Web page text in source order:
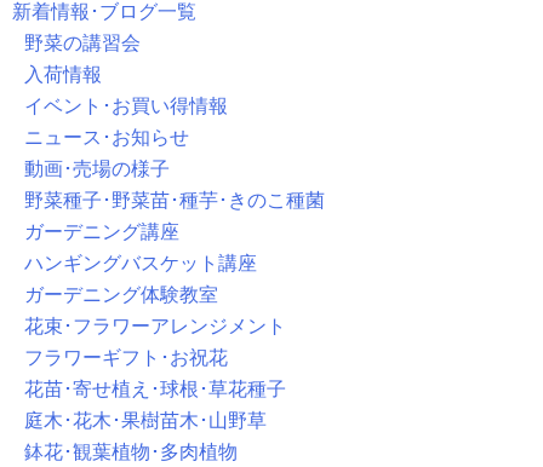
新着情報･ブログ一覧
野菜の講習会
入荷情報
イベント･お買い得情報
ニュース･お知らせ
動画･売場の様子
野菜種子･野菜苗･種芋･きのこ種菌
ガーデニング講座
ハンギングバスケット講座
ガーデニング体験教室
花束･フラワーアレンジメント
フラワーギフト･お祝花
花苗･寄せ植え･球根･草花種子
庭木･花木･果樹苗木･山野草
鉢花･観葉植物･多肉植物